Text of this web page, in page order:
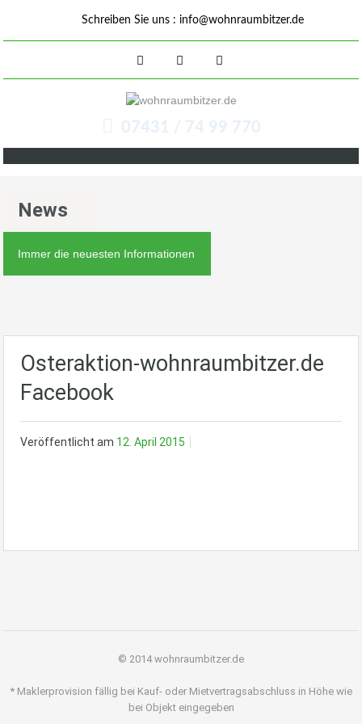
Schreiben Sie uns : info@wohnraumbitzer.de
07431 / 74 99 770
News
Immer die neuesten Informationen
Osteraktion-wohnraumbitzer.de
Facebook
Veröffentlicht am 12. April 2015
© 2014 wohnraumbitzer.de
* Maklerprovision fällig bei Kauf- oder Mietvertragsabschluss in Höhe wie
bei Objekt eingegeben